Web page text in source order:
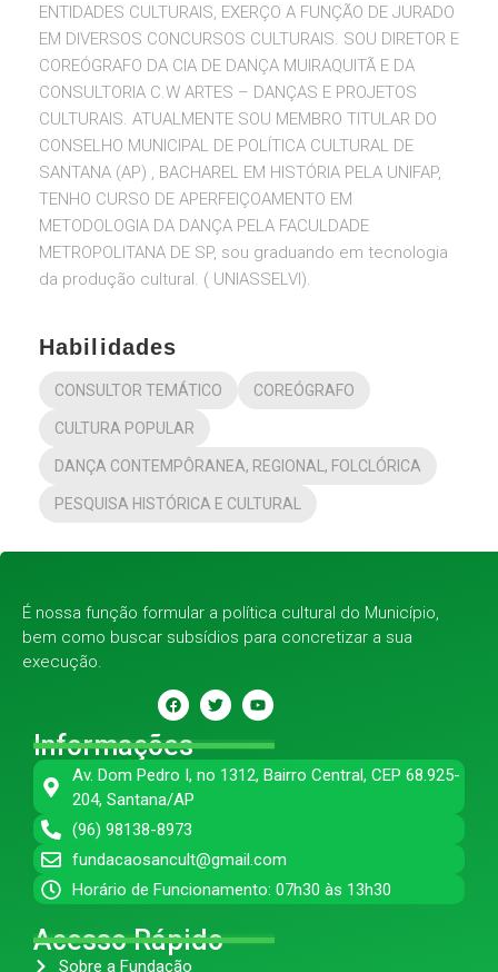
ENTIDADES CULTURAIS, EXERÇO A FUNÇÃO DE JURADO
EM DIVERSOS CONCURSOS CULTURAIS. SOU DIRETOR E
COREÓGRAFO DA CIA DE DANÇA MUIRAQUITÃ E DA
CONSULTORIA C.W ARTES – DANÇAS E PROJETOS
CULTURAIS. ATUALMENTE SOU MEMBRO TITULAR DO
CONSELHO MUNICIPAL DE POLÍTICA CULTURAL DE
SANTANA (AP) , BACHAREL EM HISTÓRIA PELA UNIFAP,
TENHO CURSO DE APERFEIÇOAMENTO EM
METODOLOGIA DA DANÇA PELA FACULDADE
METROPOLITANA DE SP, sou graduando em tecnologia
da produção cultural. ( UNIASSELVI).
Habilidades
CONSULTOR TEMÁTICO COREÓGRAFO
CULTURA POPULAR
DANÇA CONTEMPÔRANEA, REGIONAL, FOLCLÓRICA
PESQUISA HISTÓRICA E CULTURAL
É nossa função formular a política cultural do Município,
bem como buscar subsídios para concretizar a sua
execução.
Informações
Av. Dom Pedro I, no 1312, Bairro Central, CEP 68.925-
204, Santana/AP
(96) 98138-8973
fundacaosancult@gmail.com
Horário de Funcionamento: 07h30 às 13h30
Acesso Rápido
Sobre a Fundação